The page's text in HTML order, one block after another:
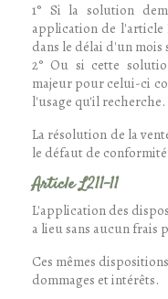
1° Si la solution
application de l'article
dans le délai d'un
2° Ou si cette
majeur pour celui-ci
l'usage qu'il recherche.
La résolution de la
le défaut de
Article L211-11
L'application des
a lieu sans aucun frais
Ces mêmes
dommages et intérêts.